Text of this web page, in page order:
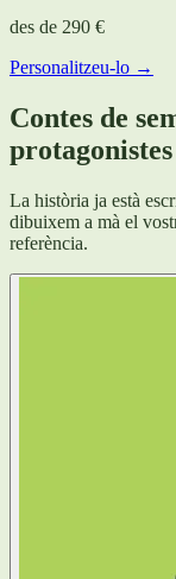
des de 290 €
Personalitzeu-lo →
Contes de
protagonistes
La història ja està
dibuixem a mà el
referència.